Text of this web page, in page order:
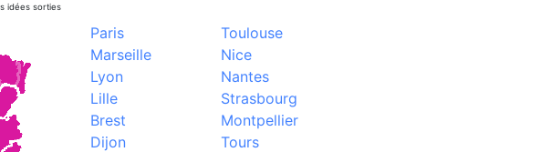
idées sorties
Paris
Marseille
Lyon
Lille
Brest
Dijon
Toulouse
Nice
Nantes
Strasbourg
Montpellier
Tours